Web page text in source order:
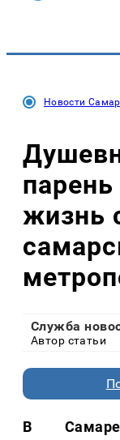
Новости
жизнь
Служба
Автор статьи
В Самаре